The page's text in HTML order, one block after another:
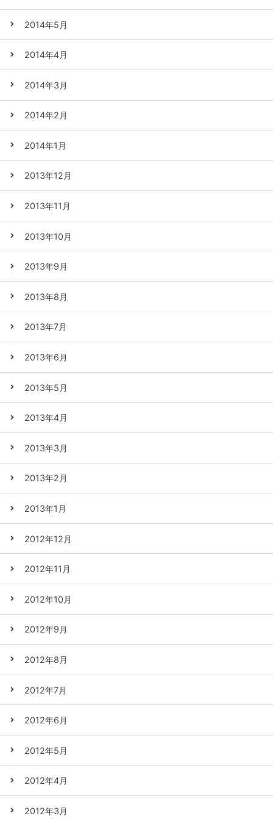
2014年5月
2014年4月
2014年3月
2014年2月
2014年1月
2013年12月
2013年11月
2013年10月
2013年9月
2013年8月
2013年7月
2013年6月
2013年5月
2013年4月
2013年3月
2013年2月
2013年1月
2012年12月
2012年11月
2012年10月
2012年9月
2012年8月
2012年7月
2012年6月
2012年5月
2012年4月
2012年3月